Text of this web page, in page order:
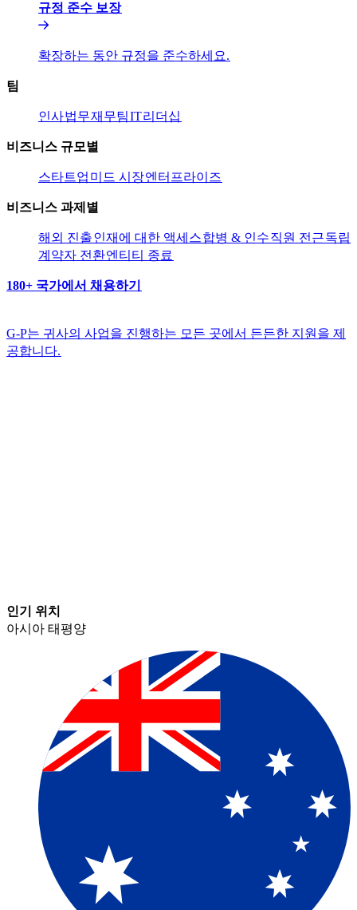
규정 준수 보장​​
확장하는 동안 규정을 준수하세요.​​
팀​​
인사​​법무​​재무팀​​IT​​리더십​​
비즈니스 규모별​​
스타트업​​ 미드 시장​​엔터프라이즈​​
비즈니스 과제별​​
해외 진출​​인재에 대한 액세스​​합병 & 인수​​직원 전근​​독립
계약자 전환​​엔티티 종료​​
180+ 국가에서 채용하기​​
G-P는 귀사의 사업을 진행하는 모든 곳에서 든든한 지원을 제
공합니다.​​
인기 위치​​
아시아 태평양​​